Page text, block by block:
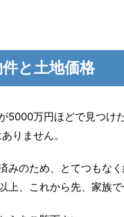
と土地価格
5000万円ほどで見つ
りません。
みのため、とてつもな
上、これから先、家族